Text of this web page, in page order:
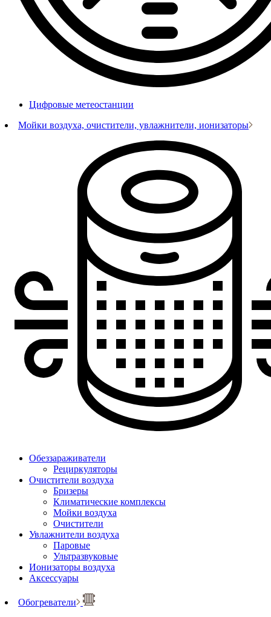
Цифровые метеостанции
Мойки воздуха, очистители, увлажнители, ионизаторы
Обеззараживатели
Рециркуляторы
Очистители воздуха
Бризеры
Климатические комплексы
Мойки воздуха
Очистители
Увлажнители воздуха
Паровые
Ультразвуковые
Ионизаторы воздуха
Аксессуары
Обогреватели